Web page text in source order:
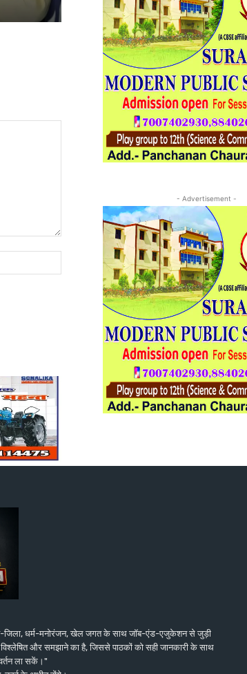
- Advertisement -
जिला, धर्म-मनोरंजन, खेल जगत के साथ जॉब-एंड-एजुकेशन से जुड़ी
विश्लेषित और समझाने का है, जिससे पाठकों को सही जानकारी के साथ
ला सकें।"